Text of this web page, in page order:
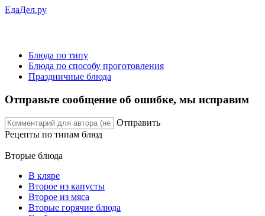
ЕдаДел.ру
Блюда по типу
Блюда по способу проготовления
Праздничные блюда
Отправьте сообщение об ошибке, мы исправим
Отправить
Рецепты по типам блюд
Вторые блюда
В кляре
Второе из капусты
Второе из мяса
Вторые горячие блюда